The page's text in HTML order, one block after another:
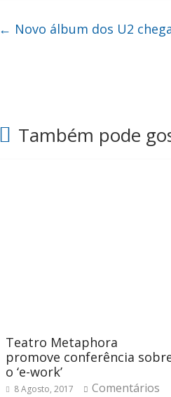
← Novo álbum dos U2
Também pode
Teatro Metaphora
promove conferência
o ‘e-work’
8 Agosto, 2017
Comentários